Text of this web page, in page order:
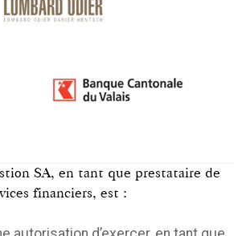
SA, en tant que prestataire de
financiers, est :